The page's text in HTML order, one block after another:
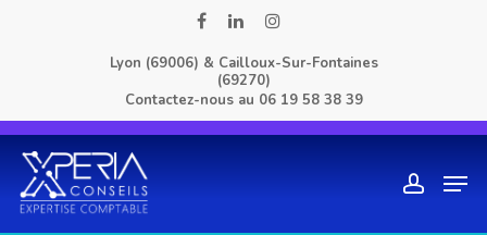
facebooklinkedininstagram
Lyon (69006) & Cailloux-Sur-Fontaines
(69270)
Contactez-nous au 06 19 58 38 39